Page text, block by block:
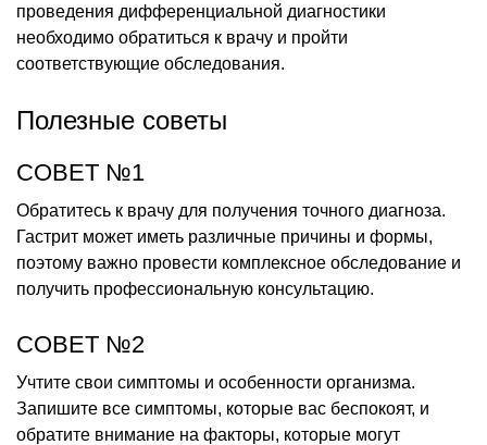
проведения дифференциальной диагностики
необходимо обратиться к врачу и пройти
соответствующие обследования.
Полезные советы
СОВЕТ №1
Обратитесь к врачу для получения точного диагноза.
Гастрит может иметь различные причины и формы,
поэтому важно провести комплексное обследование и
получить профессиональную консультацию.
СОВЕТ №2
Учтите свои симптомы и особенности организма.
Запишите все симптомы, которые вас беспокоят, и
обратите внимание на факторы, которые могут